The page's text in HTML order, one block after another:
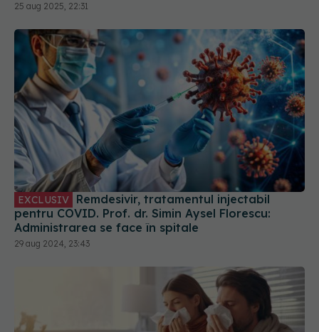
EXCLUSIV Remdesivir, tratamentul injectabil
pentru COVID. Prof. dr. Simin Aysel Florescu:
Administrarea se face în spitale
29 aug 2024, 23:43